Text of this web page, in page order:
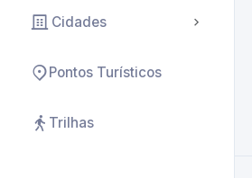
Cidades
Pontos Turísticos
Trilhas